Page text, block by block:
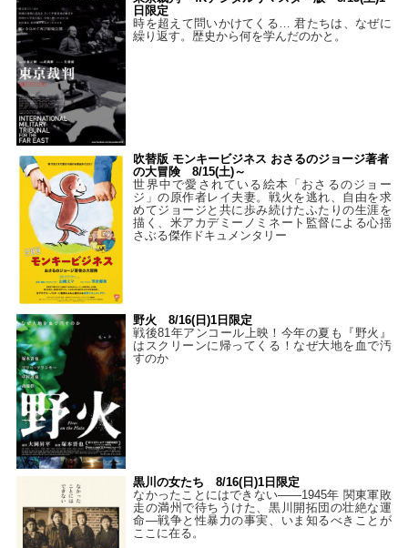
日限定
時を超えて問いかけてくる… 君たちは、なぜに
繰り返す。歴史から何を学んだのかと。
吹替版 モンキービジネス おさるのジョージ著者
の大冒険 8/15(土)～
世界中で愛されている絵本「おさるのジョー
ジ」の原作者レイ夫妻。戦火を逃れ、自由を求
めてジョージと共に歩み続けたふたりの生涯を
描く、米アカデミーノミネート監督による心揺
さぶる傑作ドキュメンタリー
野火 8/16(日)1日限定
戦後81年アンコール上映！今年の夏も『野火』
はスクリーンに帰ってくる！なぜ大地を血で汚
すのか
黒川の女たち 8/16(日)1日限定
なかったことにはできない——1945年 関東軍敗
走の満州で待ちうけた、黒川開拓団の壮絶な運
命―戦争と性暴力の事実、いま知るべきことが
ここに在る。